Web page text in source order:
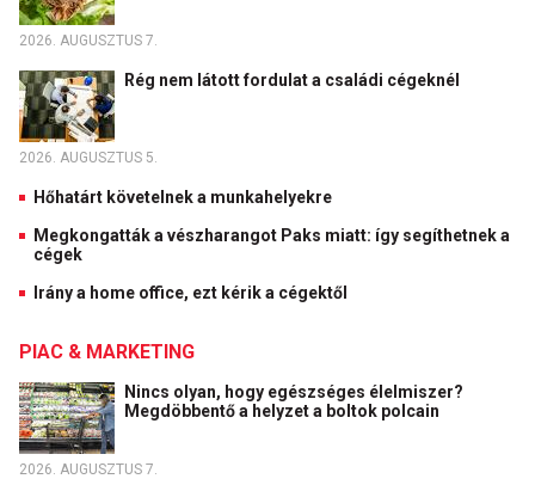
2026. AUGUSZTUS 7.
Rég nem látott fordulat a családi cégeknél
2026. AUGUSZTUS 5.
Hőhatárt követelnek a munkahelyekre
Megkongatták a vészharangot Paks miatt: így segíthetnek a
cégek
Irány a home office, ezt kérik a cégektől
PIAC & MARKETING
Nincs olyan, hogy egészséges élelmiszer?
Megdöbbentő a helyzet a boltok polcain
2026. AUGUSZTUS 7.